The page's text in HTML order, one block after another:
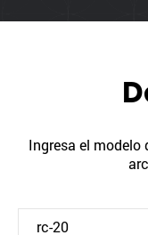
Ingresa el modelo